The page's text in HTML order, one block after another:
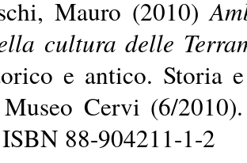
Mauro (2010)
cultura delle
e antico. Storia
Cervi (6/
88-904211-1-2